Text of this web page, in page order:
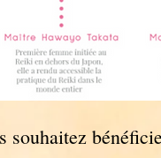
souhaitez